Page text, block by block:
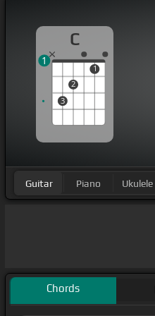
C
3
2
1
1
Guitar Piano Ukulele
Chords